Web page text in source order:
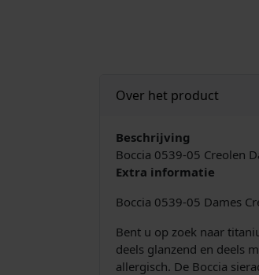
Over het product
Beschrijving
Boccia 0539-05 Creolen
Extra informatie
Boccia 0539-05 Dames
Bent u op zoek naar
deels glanzend en deels
allergisch. De Boccia